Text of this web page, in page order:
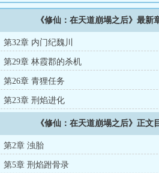
出情绪。...
《修仙：在天道崩塌之后》最新
第32章 内门纪魏川
第29章 林霞郡的杀机
第26章 青狸任务
第23章 刑焰进化
《修仙：在天道崩塌之后》正文
第2章 浊胎
第5章 刑焰跗骨录